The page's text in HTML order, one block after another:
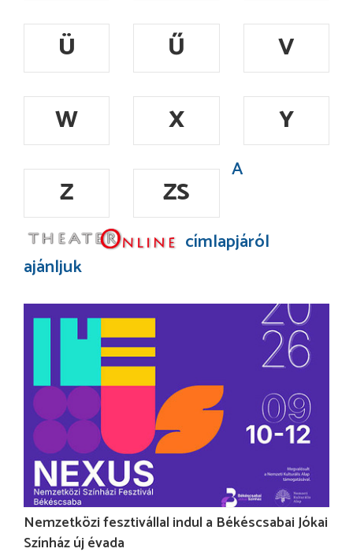
Ü
Ű
V
W
X
Y
Z
ZS
A
címlapjáról
ajánljuk
Nemzetközi fesztivállal indul a Békéscsabai Jókai
Színház új évada